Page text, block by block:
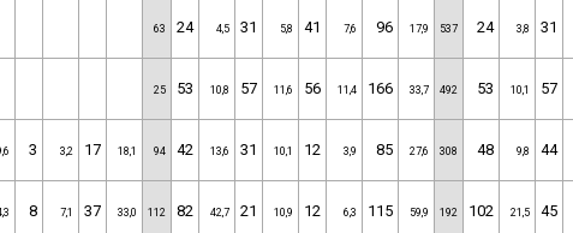
63 24 4,5 31 5,8 41 7,6 96 17,9 537 24 3,8 31
25 53 10,8 57 11,6 56 11,4 166 33,7 492 53 10,1 57
3 3,2 17 18,1 94 42 13,6 31 10,1 12 3,9 85 27,6 308 48 9,8 44
8 7,1 37 33,0 112 82 42,7 21 10,9 12 6,3 115 59,9 192 102 21,5 45